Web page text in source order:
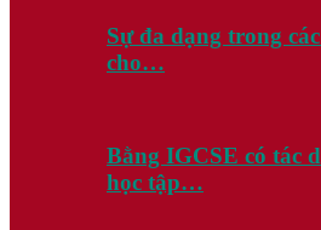
Sự đa dạng trong
cho…
Bằng IGCSE có tác
học tập…